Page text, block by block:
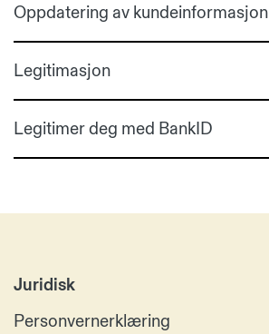
Oppdatering av kundeinformasjon
Legitimasjon
Legitimer deg med BankID
Juridisk
Personvernerklæring